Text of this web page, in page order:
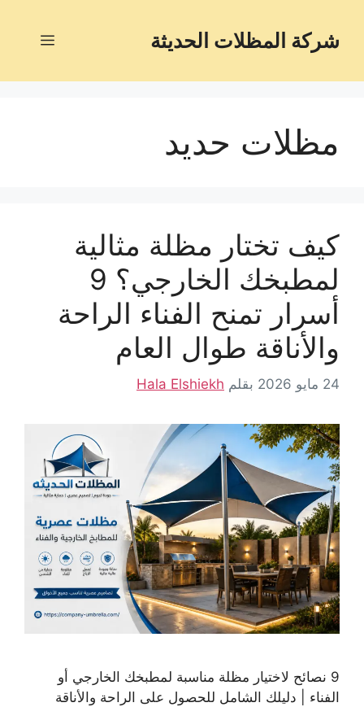
شركة المظلات الحديثة
مظلات حديد
كيف تختار مظلة مثالية
لمطبخك الخارجي؟ 9
أسرار تمنح الفناء الراحة
والأناقة طوال العام
24 مايو 2026 بقلم Hala Elshiekh
9 نصائح لاختيار مظلة مناسبة لمطبخك الخارجي أو
الفناء | دليلك الشامل للحصول على الراحة والأناقة